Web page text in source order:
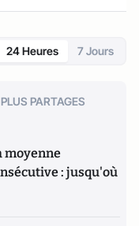
24 Heures 7 Jours
PLUS PARTAGES
moyenne
: jusqu'où